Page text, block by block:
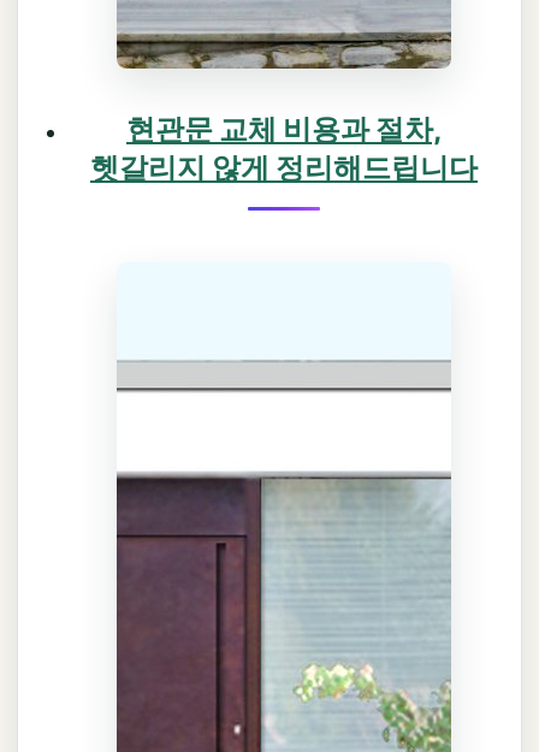
현관문 교체 비용과 절차,
헷갈리지 않게 정리해드립니다